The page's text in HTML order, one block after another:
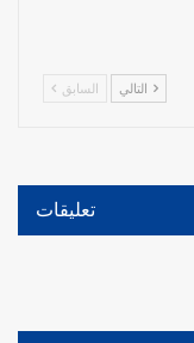
السابق
تعليقات